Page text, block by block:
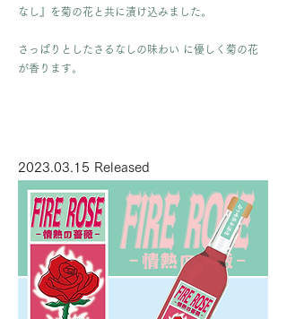
なし』を菊の花と共に漬け込みました。
さっぱりとしたさるなしの味わい に優しく菊の花
が香ります。
2023.03.15 Released